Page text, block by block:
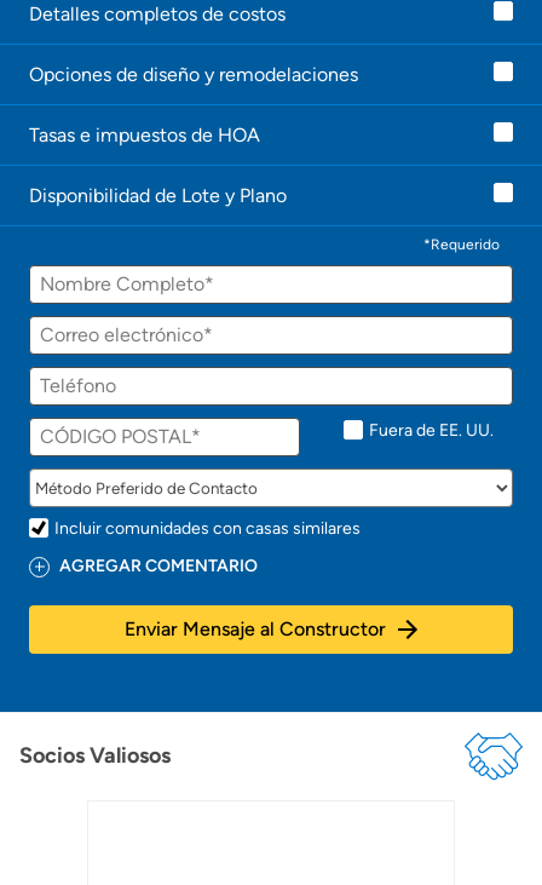
e
e
c
t
r
á
r
n
t
!
Detalles completos de costos
Opciones de diseño y remodelaciones
Tasas e impuestos de HOA
Disponibilidad de Lote y Plano
*Requerido
Nombre
Correo
electrónico
Teléfono
Fuera de EE. UU.
Incluir comunidades con casas similares
AGREGAR COMENTARIO
Enviar Mensaje al Constructor
Socios Valiosos